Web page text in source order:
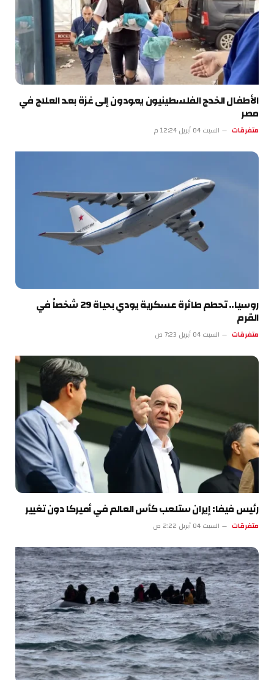
الأطفال الخدج الفلسطينيون يعودون إلى غزة بعد العلاج في
مصر
متفرقات السبت 04 أبريل 12:24 م
روسيا.. تحطم طائرة عسكرية يودي بحياة 29 شخصاً في
القرم
متفرقات السبت 04 أبريل 7:23 ص
رئيس فيفا: إيران ستلعب كأس العالم في أميركا دون تغيير
متفرقات السبت 04 أبريل 2:22 ص